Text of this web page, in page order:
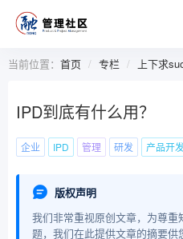
当前位置： 首页 专栏 上下求
IPD到底有什么用？
企业 IPD 管理 研发 产品开
版权声明
我们非常重视原创文章，为尊
题，我们在此提供文章的摘要